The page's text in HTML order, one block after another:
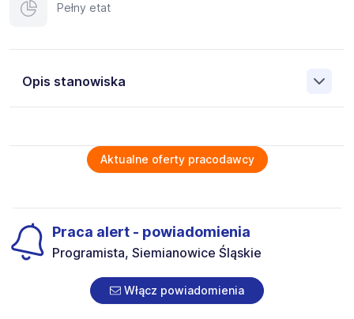
Pełny etat
Opis stanowiska
CNC (tokarz, frezer, szlifierz)
Operator CNC / tokarz / frezer / szlifierz praca w
Obsługa i ustawianie maszyn CNC (tokarki, frezarki)
Wczytywanie i edycja programów CNC (np. Siemens
Sinumerik, Fanuc, Heidenhain)
Przygotowanie maszyny do pracy (montaż narzędzi,
ustawianie parametrów)
Aktualne oferty pracodawcy
Praca alert - powiadomienia
Programista, Siemianowice Śląskie
Włącz powiadomienia